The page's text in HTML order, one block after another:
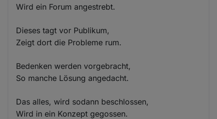
Wird ein Forum angestrebt.
Dieses tagt vor Publikum,
Zeigt dort die Probleme rum.
Bedenken werden vorgebracht,
So manche Lösung angedacht.
Das alles, wird sodann beschlossen,
Wird in ein Konzept gegossen.